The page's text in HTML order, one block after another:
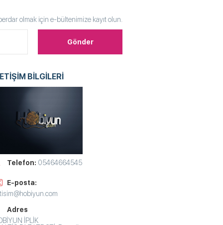
olmak için e-bültenimize kayıt olun.
BİLGİLERİ
Telefon: 05464664545
E-posta:
Adres
İPLİK